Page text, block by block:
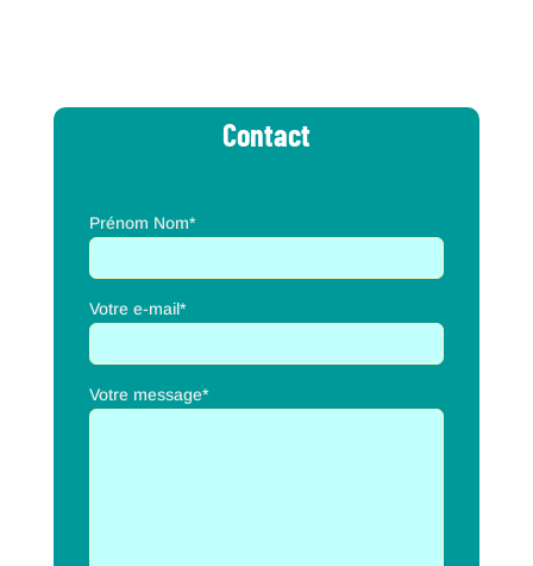
Contact
Prénom Nom*
Votre e-mail*
Votre message*